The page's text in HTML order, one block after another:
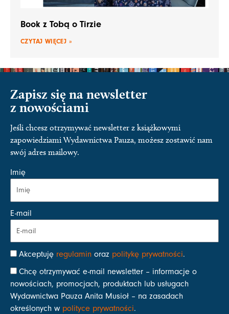
Book z Tobą o Tirzie
CZYTAJ WIĘCEJ »
Zapisz się na newsletter
z nowościami
Jeśli chcesz otrzymywać newsletter z książkowymi
zapowiedziami Wydawnictwa Pauza, możesz zostawić nam
swój adres mailowy.
Imię
E-mail
Akceptuję regulamin oraz politykę prywatności.
Chcę otrzymywać e-mail newsletter – informacje o
nowościach, promocjach, produktach lub usługach
Wydawnictwa Pauza Anita Musioł – na zasadach
określonych w polityce prywatności.